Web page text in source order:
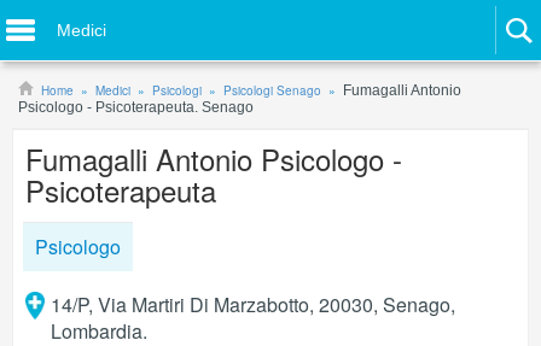
Medici
Home Medici Psicologi Psicologi Senago
Fumagalli Antonio
Psicologo - Psicoterapeuta. Senago
Fumagalli Antonio Psicologo -
Psicoterapeuta
Psicologo
14/P, Via Martiri Di Marzabotto, 20030, Senago,
Lombardia.